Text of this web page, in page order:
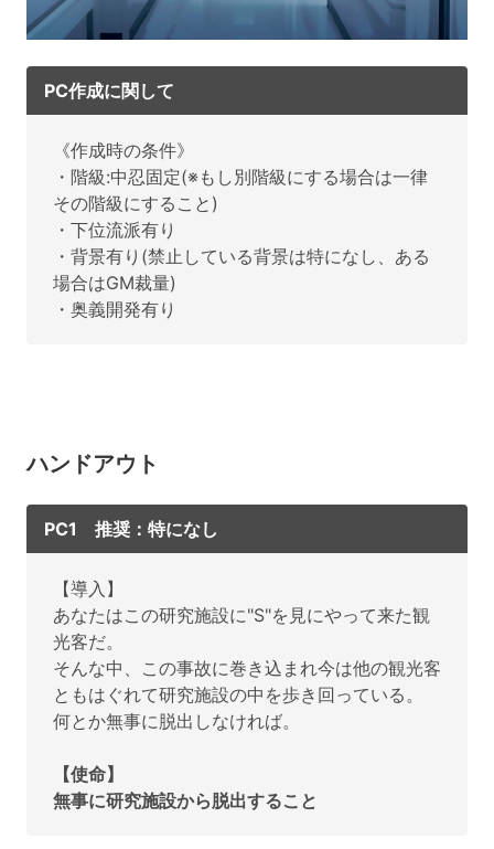
PC作成に関して
《作成時の条件》
・階級:中忍固定(※もし別階級にする場合は一律
その階級にすること)
・下位流派有り
・背景有り(禁止している背景は特になし、ある
場合はGM裁量)
・奥義開発有り
ハンドアウト
PC1 推奨：特になし
【導入】
あなたはこの研究施設に"S"を見にやって来た観
光客だ。
そんな中、この事故に巻き込まれ今は他の観光客
ともはぐれて研究施設の中を歩き回っている。
何とか無事に脱出しなければ。
【使命】
無事に研究施設から脱出すること